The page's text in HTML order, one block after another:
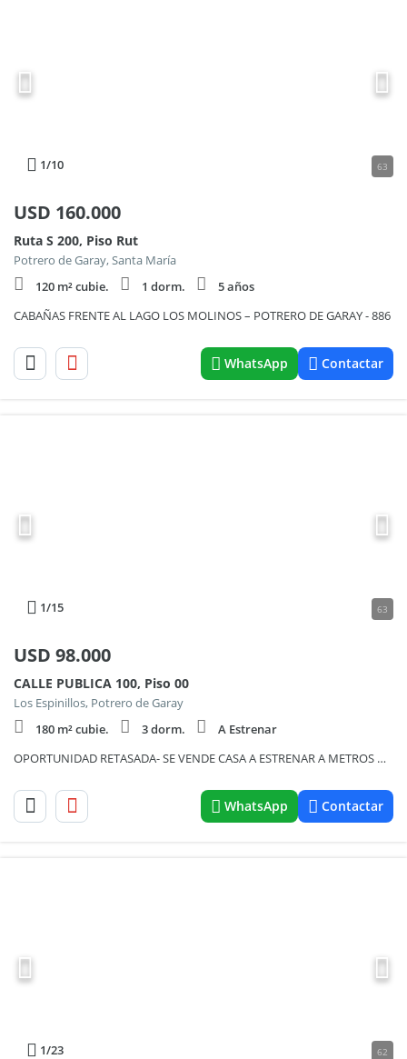
1/10 63
USD 160.000
Ruta S 200, Piso Rut
Potrero de Garay, Santa María
120 m² cubie.
1 dorm.
5 años
CABAÑAS FRENTE AL LAGO LOS MOLINOS – POTRERO DE GARAY - 886
WhatsApp Contactar
1/15 63
USD 98.000
CALLE PUBLICA 100, Piso 00
Los Espinillos, Potrero de Garay
180 m² cubie.
3 dorm.
A Estrenar
OPORTUNIDAD RETASADA- SE VENDE CASA A ESTRENAR A METROS DEL LAGO LOS MOLINOS CON VISTAS AL LAGO- 843
WhatsApp Contactar
1/23 62